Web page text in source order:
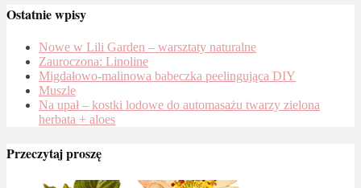
Ostatnie wpisy
Nowe w Lili Garden – warsztaty naturalne
Zauroczona: Linoline
Migdałowo-malinowa babeczka peelingująca DIY
Muszle
Na upał – kostki lodowe do automasażu twarzy zielona
herbata + aloes
Przeczytaj proszę